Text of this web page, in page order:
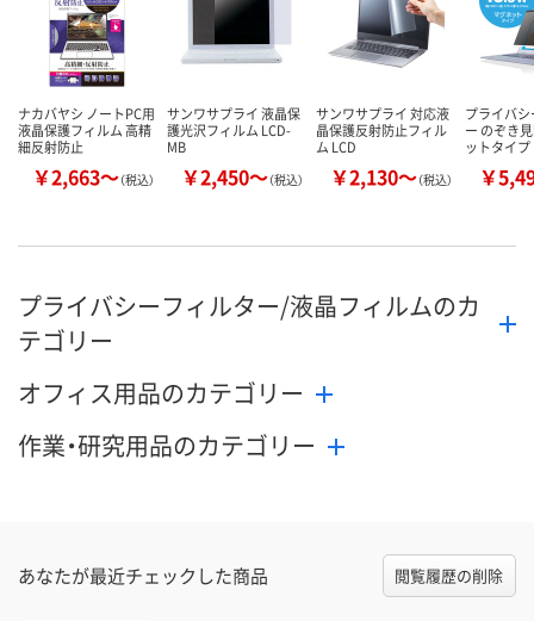
ナカバヤシ ノートPC用
液晶保護フィルム 高精
細反射防止
￥2,663～（税込）
サンワサプライ 液晶保
護光沢フィルム LCD-
MB
￥2,450～（税込）
サンワサプライ 対応液
晶保護反射防止フィル
ム LCD
￥2,130～（税込）
プライバ
ー のぞき
ットタイ
￥
プライバシーフィルター/液晶フィルムのカ
テゴリー
オフィス用品のカテゴリー
作業・研究用品のカテゴリー
あなたが最近チェックした商品 閲覧履歴の削除